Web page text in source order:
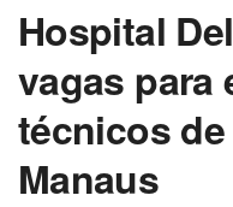
Hospital
vagas para
técnicos
Manaus